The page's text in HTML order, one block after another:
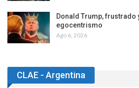
Donald Trump, frustrado
egocentrismo
Ago 6, 2026
CLAE - Argentina